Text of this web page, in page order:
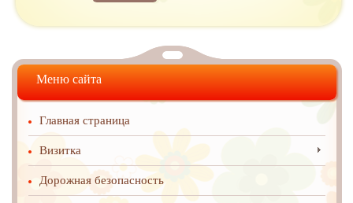
Меню сайта
Главная страница
Визитка
Дорожная безопасность